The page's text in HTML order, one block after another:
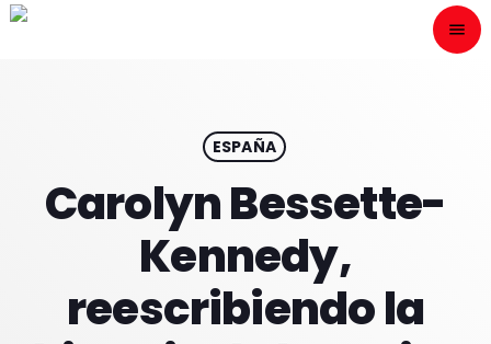
menu
play_arrow
ESPAÑA
Carolyn Bessette-
Kennedy,
reescribiendo la